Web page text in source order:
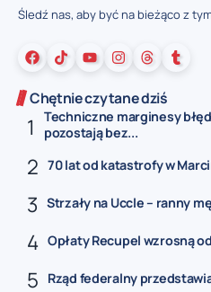
Śledź nas, aby być na bieżąco z
Chętnie czytane dziś
Techniczne marginesy
pozostają bez...
70 lat od katastrofy w
Strzały na Uccle – ranny
Opłaty Recupel wzrosną
Rząd federalny